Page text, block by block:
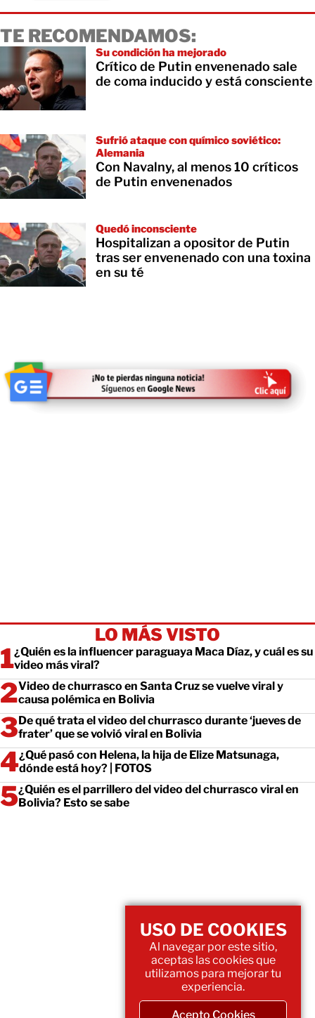
TE RECOMENDAMOS:
Su condición ha mejorado
Crítico de Putin envenenado sale
de coma inducido y está consciente
Sufrió ataque con químico soviético:
Alemania
Con Navalny, al menos 10 críticos
de Putin envenenados
Quedó inconsciente
Hospitalizan a opositor de Putin
tras ser envenenado con una toxina
en su té
LO MÁS VISTO
¿Quién es la influencer paraguaya Maca Díaz, y cuál es su
video más viral?
Video de churrasco en Santa Cruz se vuelve viral y
causa polémica en Bolivia
De qué trata el video del churrasco durante ‘jueves de
frater’ que se volvió viral en Bolivia
¿Qué pasó con Helena, la hija de Elize Matsunaga,
dónde está hoy? | FOTOS
¿Quién es el parrillero del video del churrasco viral en
Bolivia? Esto se sabe
USO DE COOKIES
Al navegar por este sitio,
aceptas las cookies que
utilizamos para mejorar tu
experiencia.
Acepto Cookies